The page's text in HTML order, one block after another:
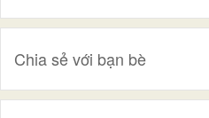
Chia sẻ với bạn bè